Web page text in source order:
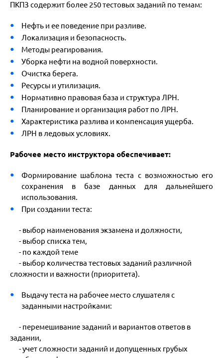
ПКПЗ содержит более 250 тестовых заданий по темам:
Нефть и ее поведение при разливе.
Локализация и безопасность.
Методы реагирования.
Уборка нефти на водной поверхности.
Очистка берега.
Ресурсы и утилизация.
Нормативно правовая база и структура ЛРН.
Планирование и организация работ по ЛРН.
Характеристика разлива и компенсация ущерба.
ЛРН в ледовых условиях.
Рабочее место инструктора обеспечивает:
Формирование шаблона теста с возможностью его
сохранения в базе данных для дальнейшего
использования.
При создании теста:
- выбор наименования экзамена и должности,
- выбор списка тем,
- по каждой теме
- выбор количества тестовых заданий различной
сложности и важности (приоритета).
Выдачу теста на рабочее место слушателя с
заданными настройками:
- перемешивание заданий и вариантов ответов в
задании,
- учет сложности заданий и допущенных грубых